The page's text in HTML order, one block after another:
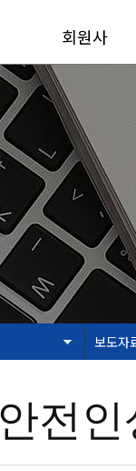
회원사
보도자
전